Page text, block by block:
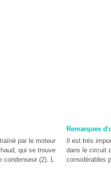
par le moteur
qui se trouve
condenseur (2). L
Remarques
Il est très
dans le circuit
considérables